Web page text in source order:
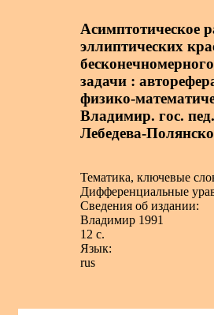
Асимптотическое
эллиптических
задачи :
физико-
Владимир. гос.
Лебедева-
Тематика, ключевые
Дифференциальные
Сведения об издании:
Владимир 1991
12 с.
Язык:
rus